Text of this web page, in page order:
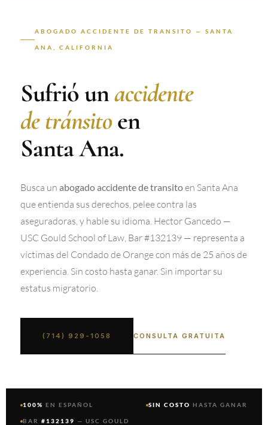
ABOGADO ACCIDENTE DE TRANSITO — SANTA
ANA, CALIFORNIA
Sufrió unaccidente
de tránsitoen
Santa Ana.
Busca un abogado accidente de transitoen Santa Ana
que entienda sus derechos, pelee contra las
aseguradoras, y hable su idioma. Hector Gancedo —
USC Gould School of Law, Bar #132139 — representa a
víctimas del Condado de Orange con más de 25 años de
experiencia. Sin costo hasta ganar. Sin importar su
estatus migratorio.
(714) 929-1058 CONSULTA GRATUITA
100% EN ESPAÑOL SIN COSTO HASTA GANAR
BAR #132139 — USC GOULD